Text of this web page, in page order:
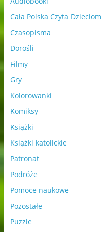
Cała Polska Czyta Dzieciom
Czasopisma
Dorośli
Filmy
Gry
Kolorowanki
Komiksy
Książki
Książki katolickie
Patronat
Podróże
Pomoce naukowe
Pozostałe
Puzzle